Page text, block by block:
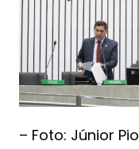
– Foto: Júnior Pio